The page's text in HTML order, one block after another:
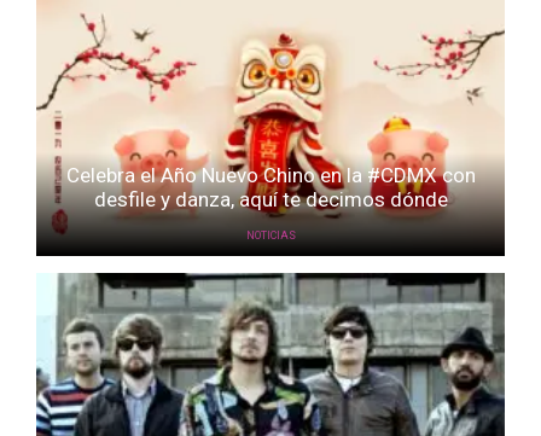
Celebra el Año Nuevo Chino en la #CDMX con
desfile y danza, aquí te decimos dónde
NOTICIAS